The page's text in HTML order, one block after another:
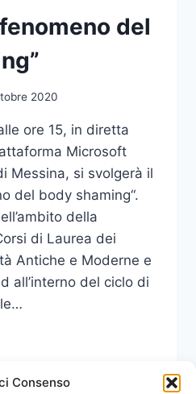
Consenso
del
2020
ore 15, in diretta
Microsoft
Messina, si svolgerà il
del body shaming“.
della
di Laurea dei
Antiche e Moderne e
all’interno del ciclo di